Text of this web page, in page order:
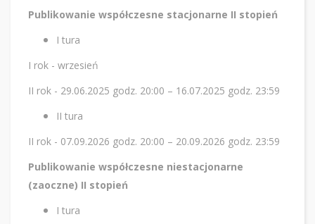
Publikowanie współczesne stacjonarne II stopień
I tura
I rok - wrzesień
II rok - 29.06.2025 godz. 20:00 – 16.07.2025 godz. 23:59
II tura
II rok - 07.09.2026 godz. 20:00 – 20.09.2026 godz. 23:59
Publikowanie współczesne niestacjonarne
(zaoczne) II stopień
I tura